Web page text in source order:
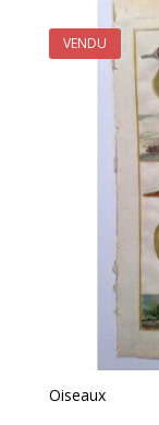
Oiseaux
VENDU